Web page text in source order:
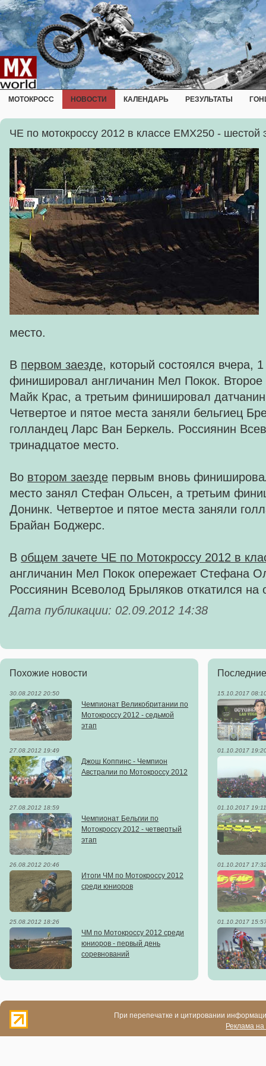
МОТОКРОСС НОВОСТИ КАЛЕНДАРЬ РЕЗУЛЬТАТЫ
ЧЕ по мотокроссу 2012 в классе EMX250 - шестой
место.
В первом заезде, который состоялся вчера,
финишировал англичанин Мел Покок. Второе
Майк Крас, а третьим финишировал
Четвертое и пятое места заняли бельгиец
голландец Ларс Ван Беркель. Россиянин
тринадцатое место.
Во втором заезде первым вновь
место занял Стефан Ольсен, а третьим
Донинк. Четвертое и пятое места заняли
Брайан Боджерс.
В общем зачете ЧЕ по Мотокроссу 2012 в
англичанин Мел Покок опережает Стефана
Россиянин Всеволод Брыляков откатился
Дата публикации: 02.09.2012 14:38
Похожие новости
30.08.2012 20:50
Чемпионат Великобритании по
Мотокроссу 2012 - седьмой
этап
27.08.2012 19:49
Джош Коппинс - Чемпион
Австралии по Мотокроссу 2012
27.08.2012 18:59
Чемпионат Бельгии по
Мотокроссу 2012 - четвертый
этап
26.08.2012 20:46
Итоги ЧМ по Мотокроссу 2012
среди юниоров
25.08.2012 18:26
ЧМ по Мотокроссу 2012 среди
юниоров - первый день
соревнований
15.10.2017
01.10.2017
01.10.2017 19:11
01.10.2017
01.10.2017
При перепечатке и цитировании
Реклама на